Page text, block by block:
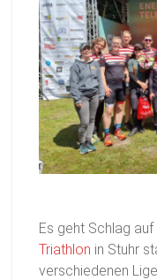
Es geht Schlag
Triathlon in Stuhr
verschiedenen